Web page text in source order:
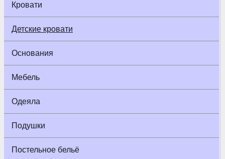
Кровати
Детские кровати
Основания
Мебель
Одеяла
Подушки
Постельное бельё